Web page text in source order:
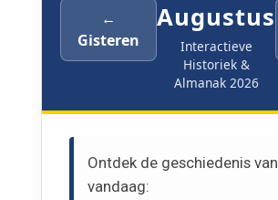
←
Gisteren
Augustus
Interactieve
Historiek &
Almanak 2026
Ontdek de geschiedenis van
vandaag: